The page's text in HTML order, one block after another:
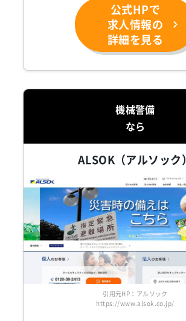
公式HPで
求人情報の
詳細を見る
機械警備
なら
ALSOK（アルソック）
引用元HP：アルソック
https://www.alsok.co.jp/